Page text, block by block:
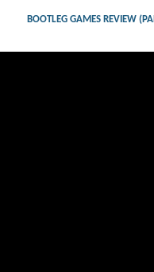
BOOTLEG GAMES REVIEW